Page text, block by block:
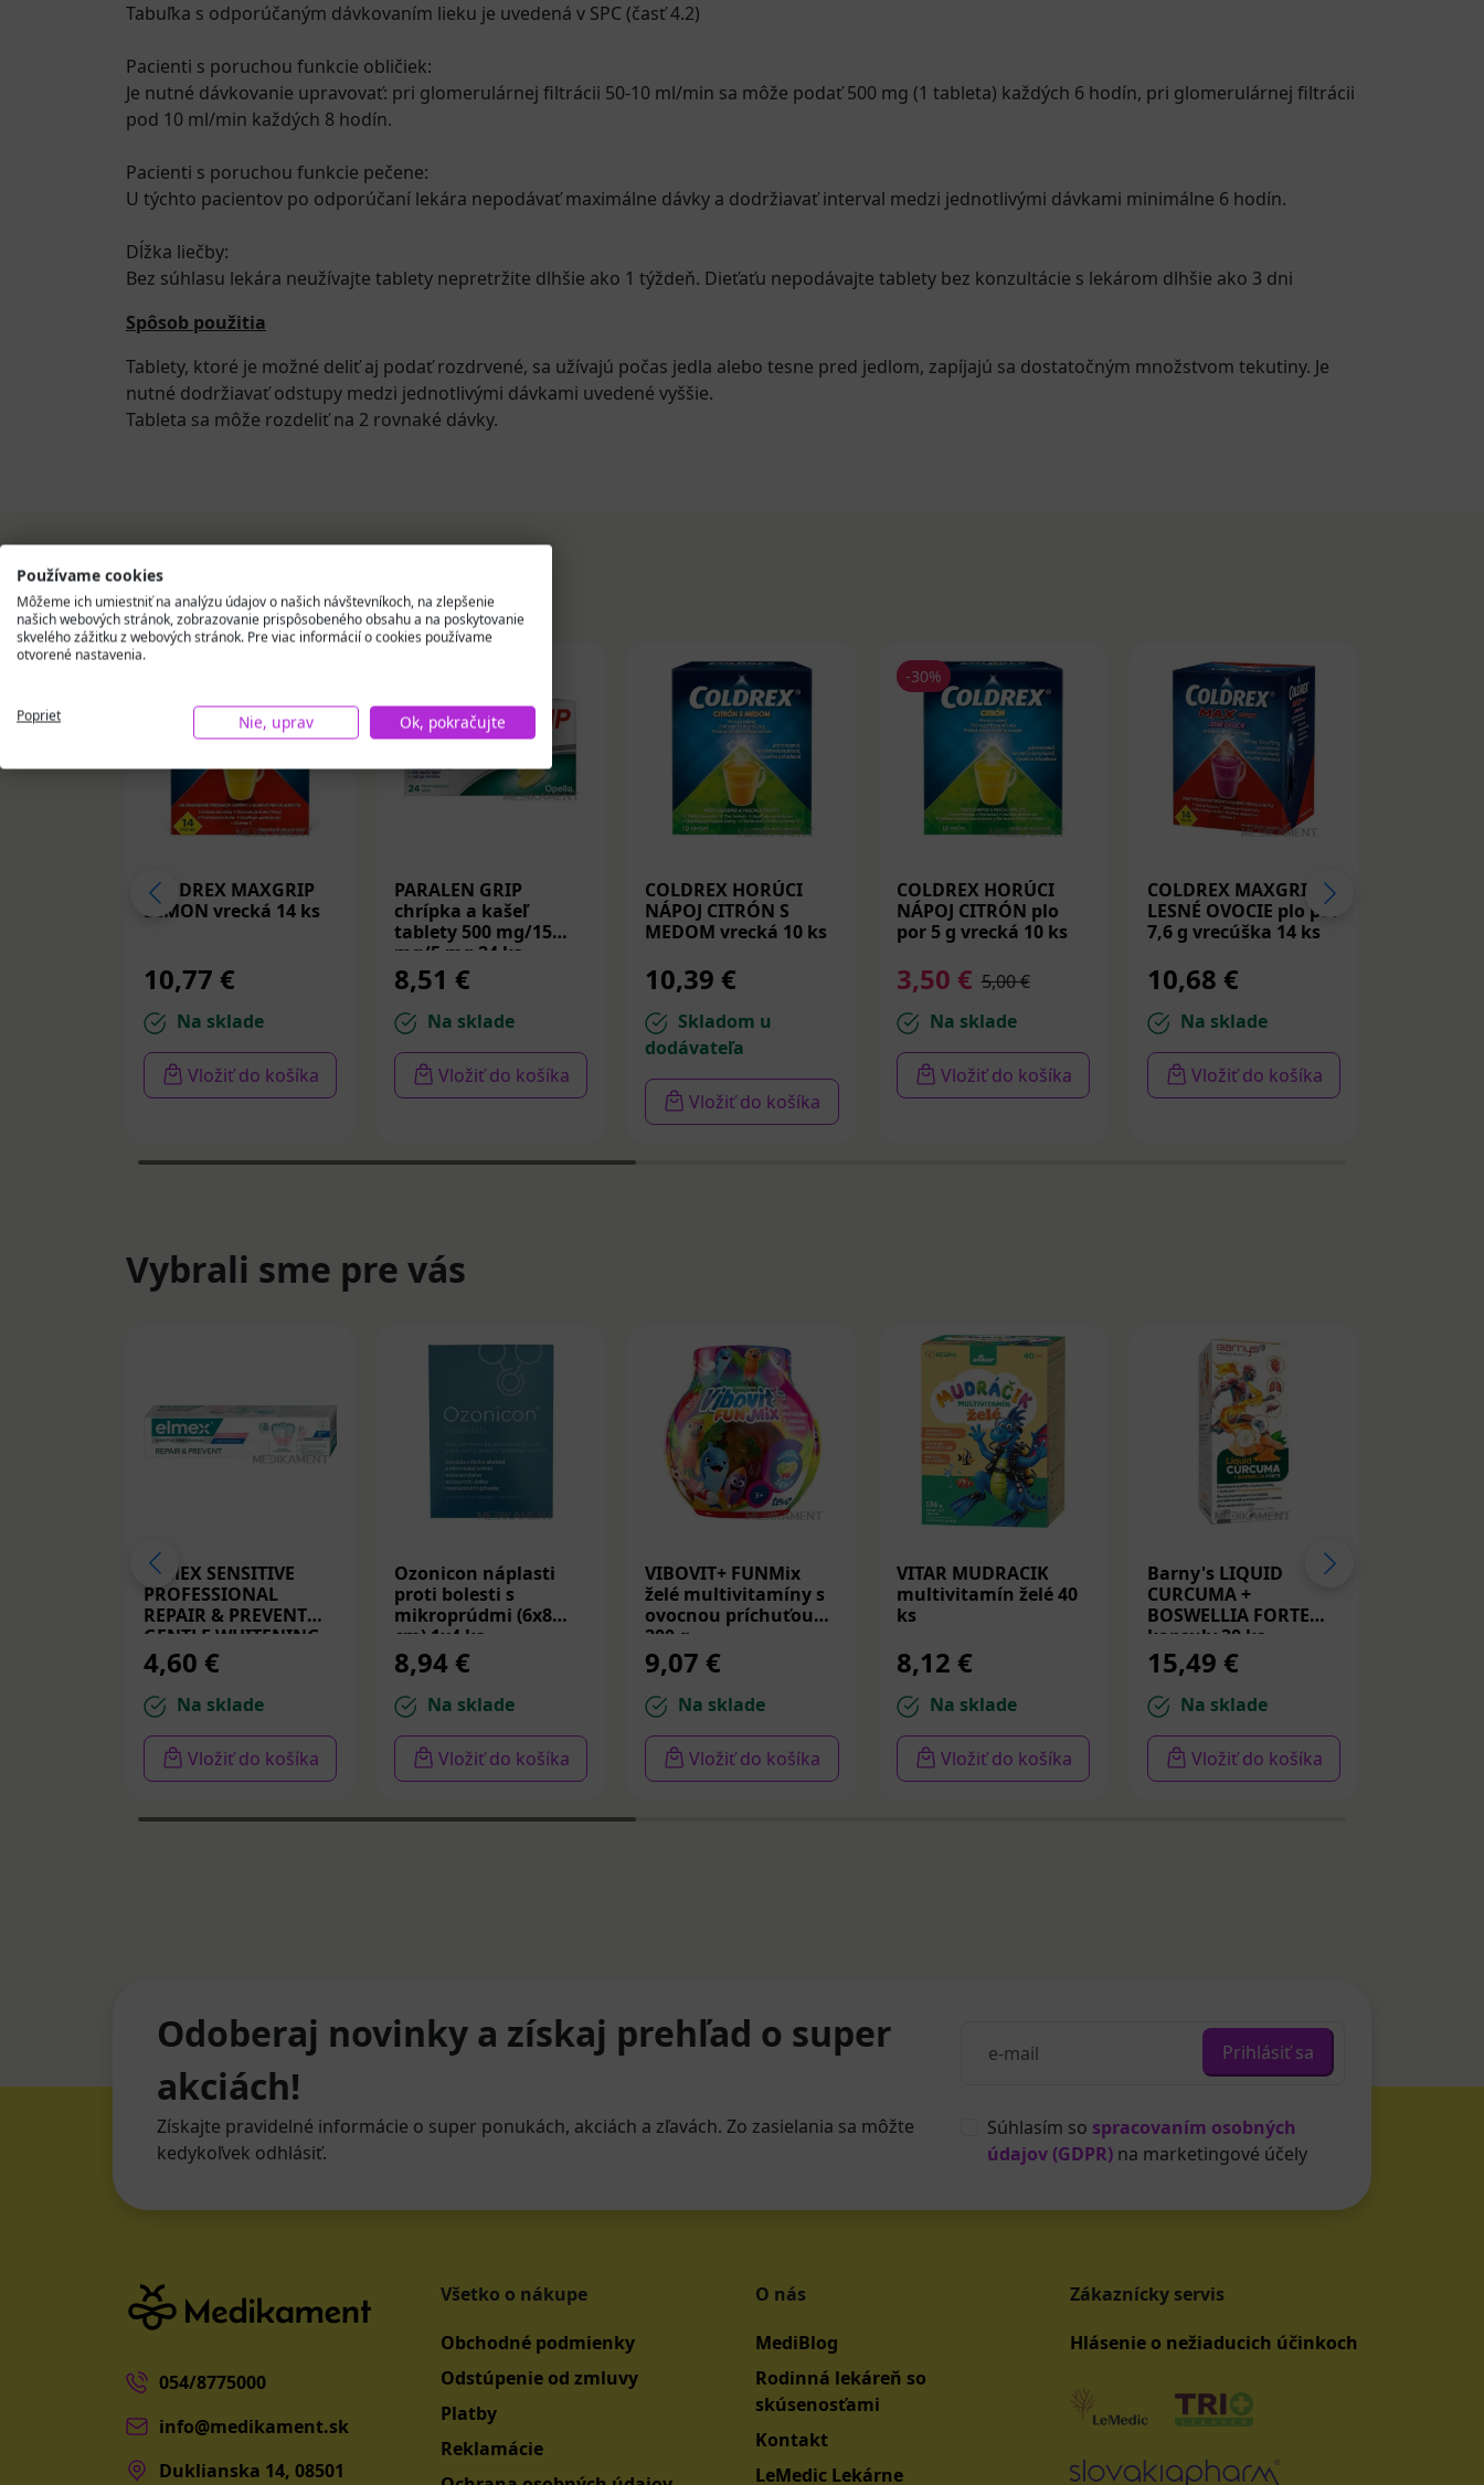
Tabuľka s odporúčaným dávkovaním lieku je uvedená v SPC (časť 4.2)
Pacienti s poruchou funkcie obličiek:
Je nutné dávkovanie upravovať: pri glomerulárnej filtrácii 50-10 ml/min sa môže podať 500 mg (1 tableta) každých 6 hodín, pri glomerulárnej filtrácii
pod 10 ml/min každých 8 hodín.
Pacienti s poruchou funkcie pečene:
U týchto pacientov po odporúčaní lekára nepodávať maximálne dávky a dodržiavať interval medzi jednotlivými dávkami minimálne 6 hodín.
Dĺžka liečby:
Bez súhlasu lekára neužívajte tablety nepretržite dlhšie ako 1 týždeň. Dieťaťu nepodávajte tablety bez konzultácie s lekárom dlhšie ako 3 dni
Spôsob použitia
Tablety, ktoré je možné deliť aj podať rozdrvené, sa užívajú počas jedla alebo tesne pred jedlom, zapíjajú sa dostatočným množstvom tekutiny. Je
nutné dodržiavať odstupy medzi jednotlivými dávkami uvedené vyššie.
Tableta sa môže rozdeliť na 2 rovnaké dávky.
Podobné produkty
COLDREX MAXGRIP
LEMON vrecká 14 ks
10,77 €
Na sklade
Vložiť do košíka
PARALEN GRIP
chrípka a kašeľ
tablety 500 mg/15
mg/5 mg 24 ks
8,51 €
Na sklade
Vložiť do košíka
COLDREX HORÚCI
NÁPOJ CITRÓN S
MEDOM vrecká 10 ks
10,39 €
Skladom u
dodávateľa
Vložiť do košíka
-30%
COLDREX HORÚCI
NÁPOJ CITRÓN plo
por 5 g vrecká 10 ks
3,50 € 5,00 €
Na sklade
Vložiť do košíka
COLDREX MAXGRIP
LESNÉ OVOCIE plo por
7,6 g vrecúška 14 ks
10,68 €
Na sklade
Vložiť do košíka
Vybrali sme pre vás
ELMEX SENSITIVE
PROFESSIONAL
REPAIR & PREVENT
GENTLE WHITENING,
zubná pasta 75 ml
4,60 €
Na sklade
Vložiť do košíka
Ozonicon náplasti
proti bolesti s
mikroprúdmi (6x8
cm) 1x4 ks
8,94 €
Na sklade
Vložiť do košíka
VIBOVIT+ FUNMix
želé multivitamíny s
ovocnou príchuťou
200 g
9,07 €
Na sklade
Vložiť do košíka
VITAR MUDRACIK
multivitamín želé 40
ks
8,12 €
Na sklade
Vložiť do košíka
Barny's LIQUID
CURCUMA +
BOSWELLIA FORTE
kapsuly 30 ks
15,49 €
Na sklade
Vložiť do košíka
Odoberaj novinky a získaj prehľad o super
akciách!
Získajte pravidelné informácie o super ponukách, akciách a zľavách. Zo zasielania sa môžte
kedykoľvek odhlásiť.
Prihlásiť sa
Súhlasím so spracovaním osobných
údajov (GDPR) na marketingové účely
054/8775000
info@medikament.sk
Duklianska 14, 08501
Všetko o nákupe
Obchodné podmienky
Odstúpenie od zmluvy
Platby
Reklamácie
O nás
MediBlog
Rodinná lekáreň so
skúsenosťami
Kontakt
LeMedic Lekárne
Zákaznícky servis
Hlásenie o nežiaducich účinkoch
Používame cookies
Môžeme ich umiestniť na analýzu údajov o našich návštevníkoch, na zlepšenie
našich webových stránok, zobrazovanie prispôsobeného obsahu a na poskytovanie
skvelého zážitku z webových stránok. Pre viac informácií o cookies používame
otvorené nastavenia.
Poprieť Nie, uprav Ok, pokračujte